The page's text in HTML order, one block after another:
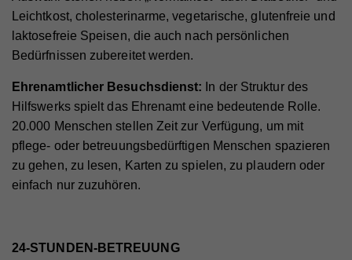
Leichtkost, cholesterinarme, vegetarische, glutenfreie und
laktosefreie Speisen, die auch nach persönlichen
Bedürfnissen zubereitet werden.
Ehrenamtlicher Besuchsdienst: In der Struktur des
Hilfswerks spielt das Ehrenamt eine bedeutende Rolle.
20.000 Menschen stellen Zeit zur Verfügung, um mit
pflege- oder betreuungsbedürftigen Menschen spazieren
zu gehen, zu lesen, Karten zu spielen, zu plaudern oder
einfach nur zuzuhören.
24-STUNDEN-BETREUUNG
Anbieter Whatchado
Zweck
um statistische Daten dazu, wie der Besucher die
Website nutzt, zu generieren.
Name _gat_UA_44117881-7
Wird zur Unterscheidung von Website Besuchern